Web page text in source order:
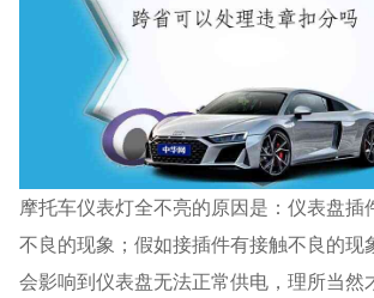
摩托车仪表灯全不亮的原因是：仪表盘插
不良的现象；假如接插件有接触不良的现
会影响到仪表盘无法正常供电，理所当然